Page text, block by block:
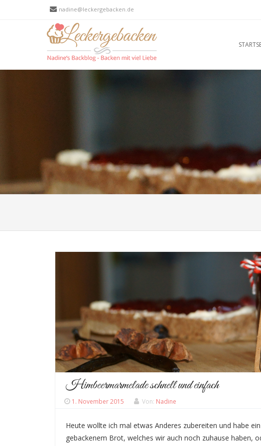
nadine@leckergebacken.de
SKIP TO CONTENT
Himbeermarmelade schnell und einfach
1. November 2015 Von: Nadine
Heute wollte ich mal etwas Anderes zubereiten und habe
gebackenem Brot, welches wir auch noch zuhause haben,